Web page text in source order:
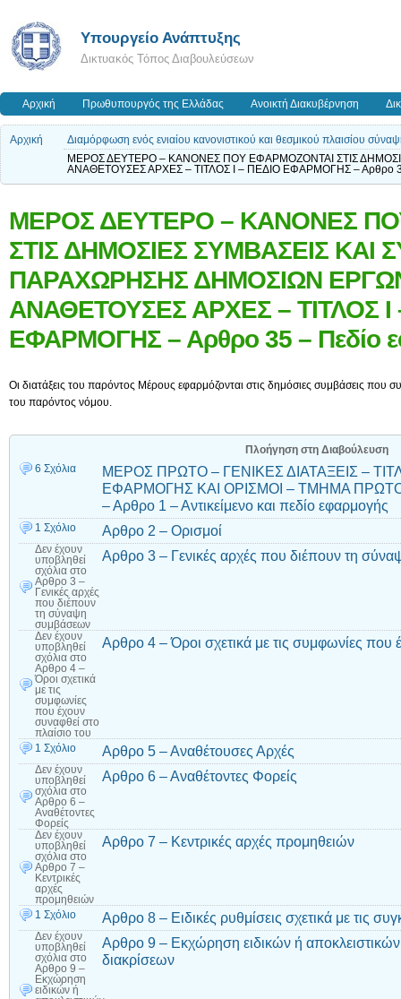
Υπουργείο Ανάπτυξης
Δικτυακός Τόπος Διαβουλεύσεων
Αρχική Πρωθυπουργός της Ελλάδας Ανοικτή Διακυβέρνηση
Αρχική
Διαμόρφωση ενός ενιαίου κανονιστικού και θεσμικού πλαισίου
ΜΕΡΟΣ ΔΕΥΤΕΡΟ – ΚΑΝΟΝΕΣ ΠΟΥ ΕΦΑΡΜΟΖΟΝΤΑΙ ΣΤΙΣ
ΑΝΑΘΕΤΟΥΣΕΣ ΑΡΧΕΣ – ΤΙΤΛΟΣ Ι – ΠΕΔΙΟ ΕΦΑΡΜΟΓΗΣ – Αρθρο
ΜΕΡΟΣ ΔΕΥΤΕΡΟ – ΚΑΝΟΝΕΣ
ΣΤΙΣ ΔΗΜΟΣΙΕΣ ΣΥΜΒΑΣΕΙΣ ΚΑΙ
ΠΑΡΑΧΩΡΗΣΗΣ ΔΗΜΟΣΙΩΝ
ΑΝΑΘΕΤΟΥΣΕΣ ΑΡΧΕΣ – ΤΙΤΛΟΣ Ι
ΕΦΑΡΜΟΓΗΣ – Αρθρο 35 – Πεδίο
Οι διατάξεις του παρόντος Μέρους εφαρμόζονται στις δημόσιες συμβάσεις που
του παρόντος νόμου.
Πλοήγηση στη Διαβούλευση
6 Σχόλια
ΜΕΡΟΣ ΠΡΩΤΟ – ΓΕΝΙΚΕΣ ΔΙΑΤΑΞΕΙΣ –
ΕΦΑΡΜΟΓΗΣ ΚΑΙ ΟΡΙΣΜΟΙ – ΤΜΗΜΑ
– Αρθρο 1 – Αντικείμενο και πεδίο εφαρμογής
1 Σχόλιο Αρθρο 2 – Ορισμοί
Δεν έχουν
υποβληθεί
σχόλια στο
Αρθρο 3 –
Γενικές αρχές
που διέπουν
τη σύναψη
συμβάσεων
Αρθρο 3 – Γενικές αρχές που διέπουν τη
Δεν έχουν
υποβληθεί
σχόλια στο
Αρθρο 4 –
Όροι σχετικά
με τις
συμφωνίες
που έχουν
συναφθεί στο
πλαίσιο του
Αρθρο 4 – Όροι σχετικά με τις συμφωνίες που
1 Σχόλιο Αρθρο 5 – Αναθέτουσες Αρχές
Δεν έχουν
υποβληθεί
σχόλια στο
Αρθρο 6 –
Αναθέτοντες
Φορείς
Αρθρο 6 – Αναθέτοντες Φορείς
Δεν έχουν
υποβληθεί
σχόλια στο
Αρθρο 7 –
Κεντρικές
αρχές
προμηθειών
Αρθρο 7 – Κεντρικές αρχές προμηθειών
1 Σχόλιο Αρθρο 8 – Ειδικές ρυθμίσεις σχετικά με τις
Δεν έχουν
υποβληθεί
σχόλια στο
Αρθρο 9 –
Εκχώρηση
ειδικών ή
Αρθρο 9 – Εκχώρηση ειδικών ή
διακρίσεων